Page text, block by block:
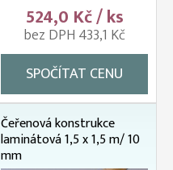
524,0 Kč / ks
bez DPH 433,1 Kč
SPOČÍTAT CENU
Čeřenová konstrukce
laminátová 1,5 x 1,5 m/ 10
mm